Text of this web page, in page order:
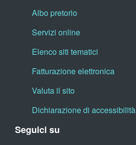
Albo pretorio
Servizi online
Elenco siti tematici
Fatturazione elettronica
Valuta il sito
Dichiarazione di accessibilità
Seguici su